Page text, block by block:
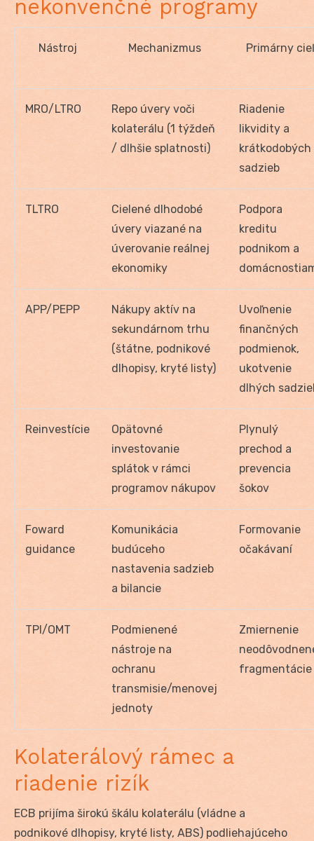
nekonvenčné programy
Nástroj Mechanizmus Primárny cieľ
MRO/LTRO
Repo úvery voči
kolaterálu (1 týždeň
/ dlhšie splatnosti)
Riadenie
likvidity a
krátkodobých
sadzieb
TLTRO
Cielené dlhodobé
úvery viazané na
úverovanie reálnej
ekonomiky
Podpora
kreditu
podnikom a
APP/PEPP
Nákupy aktív na
sekundárnom trhu
(štátne, podnikové
dlhopisy, kryté listy)
Uvoľnenie
finančných
podmienok,
ukotvenie
dlhých
Reinvestície
Opätovné
investovanie
splátok v rámci
programov nákupov
Plynulý
prechod a
prevencia
šokov
Foward
guidance
Komunikácia
budúceho
nastavenia sadzieb
a bilancie
Formovanie
očakávaní
TPI/OMT
Podmienené
nástroje na
ochranu
transmisie/menovej
jednoty
Zmiernenie
fragmentácie
Kolaterálový rámec a
riadenie rizík
ECB prijíma širokú škálu kolaterálu (vládne a
podnikové dlhopisy, kryté listy, ABS) podliehajúceho